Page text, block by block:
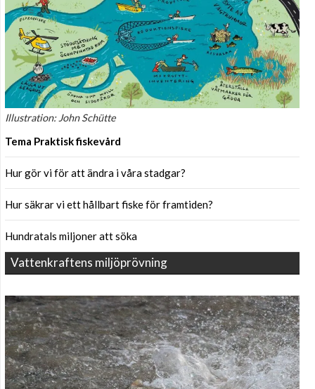
Illustration: John Schütte
Tema Praktisk fiskevård
Hur gör vi för att ändra i våra stadgar?
Hur säkrar vi ett hållbart fiske för framtiden?
Hundratals miljoner att söka
Vattenkraftens miljöprövning